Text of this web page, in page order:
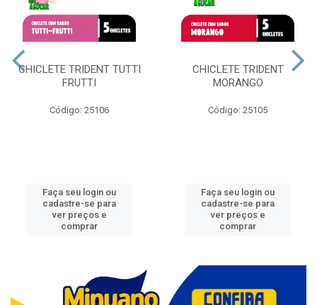
CHICLETE TRIDENT TUTTI
FRUTTI
Código: 25106
Faça seu login ou
cadastre-se para
ver preços e
comprar
CHICLETE TRIDENT
MORANGO
Código: 25105
Faça seu login ou
cadastre-se para
ver preços e
comprar